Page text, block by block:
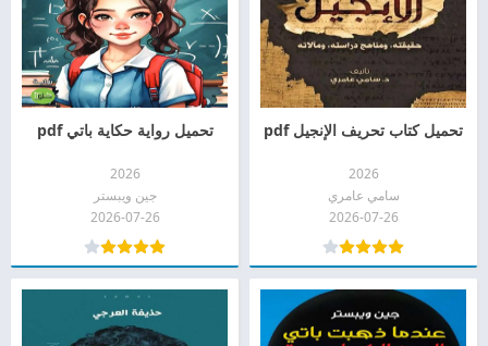
تحميل كتاب تحريف الإنجيل pdf
2026
سامي عامري
2026-07-26
تحميل رواية حكاية باتي pdf
2026
جين ويبستر
2026-07-26